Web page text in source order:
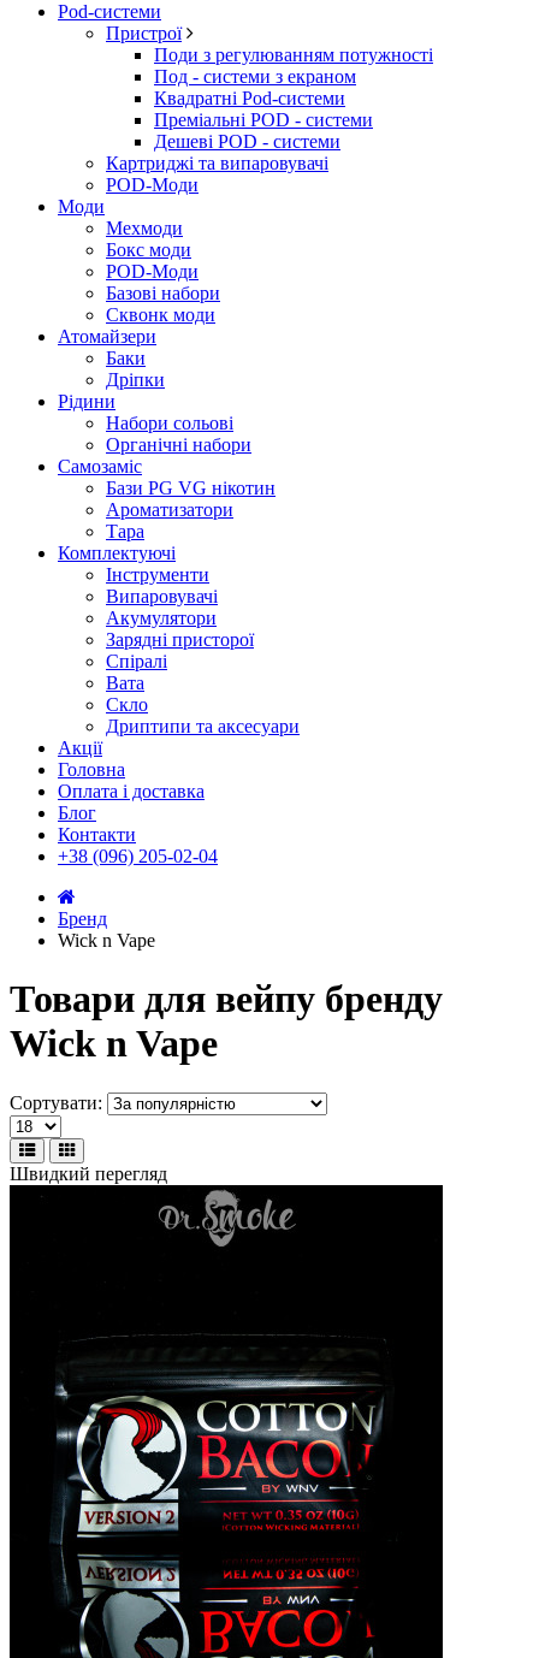
Pod-системи
Пристрої
Поди з регулюванням потужності
Под - системи з екраном
Квадратні Pod-системи
Преміальні POD - системи
Дешеві POD - системи
Картриджі та випаровувачі
POD-Моди
Моди
Мехмоди
Бокс моди
POD-Моди
Базові набори
Сквонк моди
Атомайзери
Баки
Дріпки
Рідини
Набори сольові
Органічні набори
Самозаміс
Бази PG VG нікотин
Ароматизатори
Тара
Комплектуючі
Інструменти
Випаровувачі
Акумулятори
Зарядні присторої
Спіралі
Вата
Скло
Дриптипи та аксесуари
Акції
Головна
Оплата і доставка
Блог
Контакти
+38 (096) 205-02-04
Бренд
Wick n Vape
Товари для вейпу бренду
Wick n Vape
Сортувати:
Швидкий перегляд